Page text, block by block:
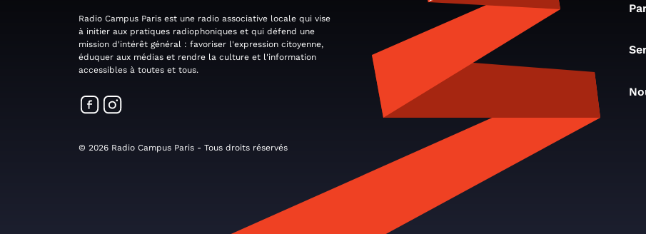
Radio Campus Paris est une radio associative locale qui vise
à initier aux pratiques radiophoniques et qui défend une
mission d'intérêt général : favoriser l'expression citoyenne,
éduquer aux médias et rendre la culture et l'information
accessibles à toutes et tous.
© 2026 Radio Campus Paris - Tous droits réservés